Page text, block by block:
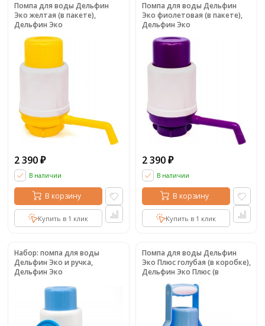
Помпа для воды Дельфин
Эко желтая (в пакете),
Дельфин Эко
2 390 ₽
В наличии
В корзину
Купить в 1 клик
Помпа для воды Дельфин
Эко фиолетовая (в пакете),
Дельфин Эко
2 390 ₽
В наличии
В корзину
Купить в 1 клик
Набор: помпа для воды
Дельфин Эко и ручка,
Дельфин Эко
Помпа для воды Дельфин
Эко Плюс голубая (в коробке),
Дельфин Эко Плюс (в
коробке)